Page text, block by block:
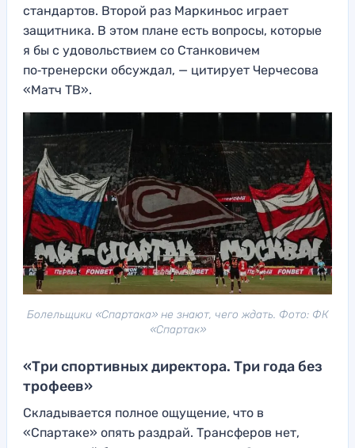
стандартов. Второй раз Маркиньос играет
защитника. В этом плане есть вопросы, которые
я бы с удовольствием со Станковичем
по‑тренерски обсуждал, — цитирует Черчесова
«Матч ТВ».
Болельщики «Спартака» не знают, чего ждать. Фото: ФК
«Спартак»
«Три спортивных директора. Три года без
трофеев»
Складывается полное ощущение, что в
«Спартаке» опять раздрай. Трансферов нет,